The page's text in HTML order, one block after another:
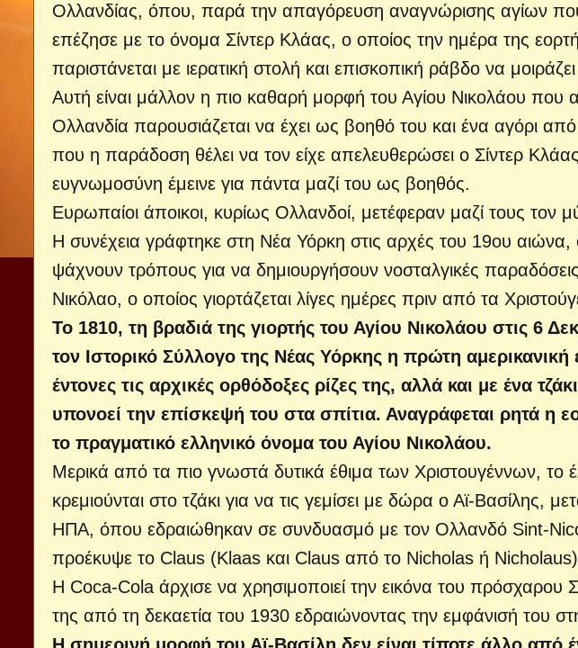
Ολλανδίας, όπου, παρά την απαγόρευση αναγνώρισης αγίων
επέζησε με το όνομα Σίντερ Κλάας, ο οποίος την ημέρα της
παριστάνεται με ιερατική στολή και επισκοπική ράβδο να
Αυτή είναι μάλλον η πιο καθαρή μορφή του Αγίου Νικολάου που
Ολλανδία παρουσιάζεται να έχει ως βοηθό του και ένα αγόρι
που η παράδοση θέλει να τον είχε απελευθερώσει ο Σίντερ
ευγνωμοσύνη έμεινε για πάντα μαζί του ως βοηθός.
Ευρωπαίοι άποικοι, κυρίως Ολλανδοί, μετέφεραν μαζί τους τον
Η συνέχεια γράφτηκε στη Νέα Υόρκη στις αρχές του 19ου αιώνα,
ψάχνουν τρόπους για να δημιουργήσουν νοσταλγικές
Νικόλαο, ο οποίος γιορτάζεται λίγες ημέρες πριν από τα
Το 1810, τη βραδιά της γιορτής του Αγίου Νικολάου στις 6
τον Ιστορικό Σύλλογο της Νέας Υόρκης η πρώτη αμερικανική
έντονες τις αρχικές ορθόδοξες ρίζες της, αλλά και με ένα
υπονοεί την επίσκεψή του στα σπίτια. Αναγράφεται ρητά η
το πραγματικό ελληνικό όνομα του Αγίου Νικολάου.
Μερικά από τα πιο γνωστά δυτικά έθιμα των Χριστουγέννων, το
κρεμιούνται στο τζάκι για να τις γεμίσει με δώρα ο Αϊ-Βασίλης,
ΗΠΑ, όπου εδραιώθηκαν σε συνδυασμό με τον Ολλανδό Sint-
προέκυψε το Claus (Klaas και Claus από το Nicholas ή
Η Coca-Cola άρχισε να χρησιμοποιεί την εικόνα του πρόσχαρου
της από τη δεκαετία του 1930 εδραιώνοντας την εμφάνισή του